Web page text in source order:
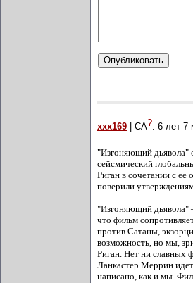
xxx169 | СА?: 6 лет 7
"Изгоняющий дьявола"
сейсмический
Риган в сочетании с
поверили
"Изгоняющий дьявола"
что фильм
против Сатаны,
возможность, но мы,
Риган. Нет ни славных
Ланкастер Меррин
написано, как и мы.